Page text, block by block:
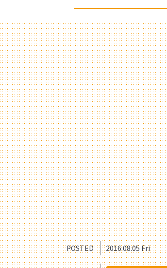
POSTED 2016.08.05 Fri